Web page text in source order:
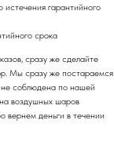
гарантийного
срока
сразу же сделайте
Мы сразу же постараемся
не соблюдена по нашей
воздушных шаров
вернем деньги в течении